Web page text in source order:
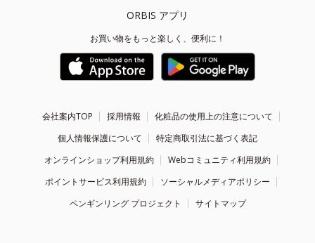
ORBIS アプリ
お買い物をもっと楽しく、便利に！
会社案内TOP 採用情報
化粧品の使用上の注意について
個人情報保護について
特定商取引法に基づく表記
オンラインショップ利用規約
Webコミュニティ利用規約
ポイントサービス利用規約
ソーシャルメディアポリシー
ペンギンリング プロジェクト
サイトマップ